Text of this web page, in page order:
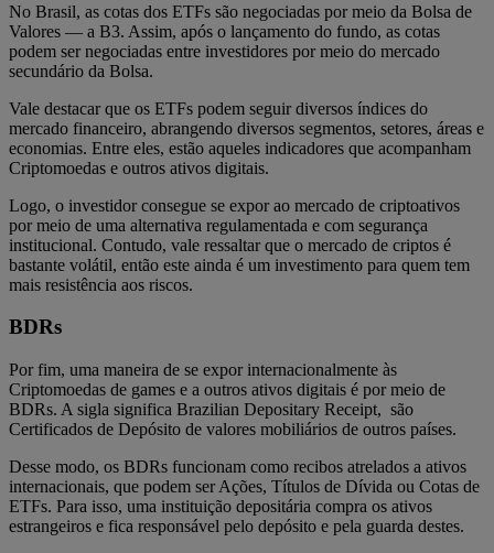
No Brasil, as cotas dos ETFs são negociadas por meio da Bolsa de
Valores — a B3. Assim, após o lançamento do fundo, as cotas
podem ser negociadas entre investidores por meio do mercado
secundário da Bolsa.
Vale destacar que os ETFs podem seguir diversos índices do
mercado financeiro, abrangendo diversos segmentos, setores, áreas e
economias. Entre eles, estão aqueles indicadores que acompanham
Criptomoedas e outros ativos digitais.
Logo, o investidor consegue se expor ao mercado de criptoativos
por meio de uma alternativa regulamentada e com segurança
institucional. Contudo, vale ressaltar que o mercado de criptos é
bastante volátil, então este ainda é um investimento para quem tem
mais resistência aos riscos.
BDRs
Por fim, uma maneira de se expor internacionalmente às
Criptomoedas de games e a outros ativos digitais é por meio de
BDRs. A sigla significa Brazilian Depositary Receipt, são
Certificados de Depósito de valores mobiliários de outros países.
Desse modo, os BDRs funcionam como recibos atrelados a ativos
internacionais, que podem ser Ações, Títulos de Dívida ou Cotas de
ETFs. Para isso, uma instituição depositária compra os ativos
estrangeiros e fica responsável pelo depósito e pela guarda destes.